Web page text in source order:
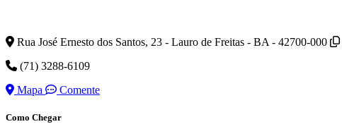
Rua José Ernesto dos Santos, 23 - Lauro de Freitas - BA - 42700-000
(71) 3288-6109
Mapa
Comente
Como Chegar